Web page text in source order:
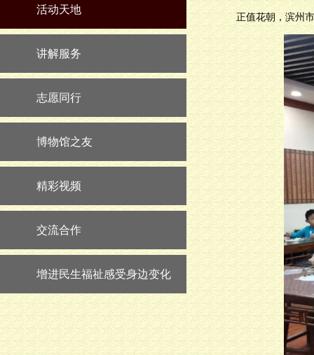
活动天地
讲解服务
志愿同行
博物馆之友
精彩视频
交流合作
增进民生福祉感受身边变化
正值花朝，滨州